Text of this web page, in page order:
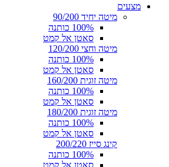
מצעים
מיטה יחיד 90/200
100% כותנה
סאטן אל קמט
מיטה וחצי 120/200
100% כותנה
סאטן אל קמט
מיטה זוגית 160/200
100% כותנה
סאטן אל קמט
מיטה זוגית 180/200
100% כותנה
סאטן אל קמט
קינג סייז 200/220
100% כותנה
סאטן אל קמט